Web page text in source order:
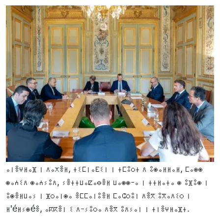
ⴰⵏⴻⵖⵍⴰⴼ ⵏ ⴷⴰⵅⴻⵍ, ⵜⵉⵎⵏⴰⴹⵉⵏ ⵏ ⵜⵎⵓⵔⵜ ⴷ ⵓⵙⴰⵍⵍⴰⵍ, ⵎⴰⵙⵙ
ⵙⴰⵄⵉⴷ ⵙⴰⵄⵢⵓⴷ, ⵢⴻⵜⵜⵡⴰⵇⴰⴱⴻⵍ ⵡⴰⵙⵙ-ⴰ ⵏ ⵜⵜⵍⴰⵜⴰ ⵙ ⵓⴼⵓⵙ ⵏ
ⵓⵙⴻⵍⵡⴰⵢ ⵏ ⴼⵔⴰⵏⵙⴰ ⴻⵎⵎⴰⵏⵓⴻⵍ ⵎⴰⵛⵔⵓⵏ ⴷⴻⴳ ⵓⴳⴰⴷⵉⵔ ⵏ
ⵍ'éⵍⵢⵙéⴻ, ⴰⴽⴽⴻⵏ ⵉ ⴷ-ⵢⵓⵔⴰ ⴷⴻⴳ ⵓⴷⵢⴰⵏ ⵏ ⵜⵏⴻⵖⵍⴰⴼⵜ.